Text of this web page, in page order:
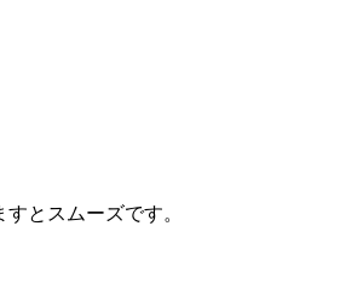
とスムーズです。